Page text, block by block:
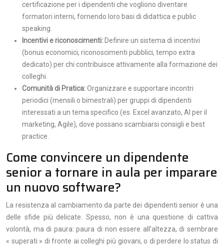
certificazione per i dipendenti che vogliono diventare
formatori interni, fornendo loro basi di didattica e public
speaking.
Incentivi e riconoscimenti: Definire un sistema di incentivi
(bonus economici, riconoscimenti pubblici, tempo extra
dedicato) per chi contribuisce attivamente alla formazione dei
colleghi.
Comunità di Pratica:Organizzare e supportare incontri
periodici (mensili o bimestrali) per gruppi di dipendenti
interessati a un tema specifico (es. Excel avanzato, AI per il
marketing, Agile), dove possano scambiarsi consigli e best
practice.
Come convincere un dipendente
senior a tornare in aula per imparare
un nuovo software?
La resistenza al cambiamento da parte dei dipendenti senior è una
delle sfide più delicate. Spesso, non è una questione di cattiva
volontà, ma di paura: paura di non essere all’altezza, di sembrare
« superati » di fronte ai colleghi più giovani, o di perdere lo status di